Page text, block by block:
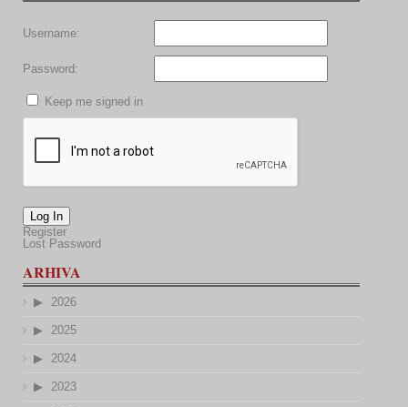
Username:
Password:
Keep me signed in
Log In
Register
Lost Password
ARHIVA
2026
2025
2024
2023